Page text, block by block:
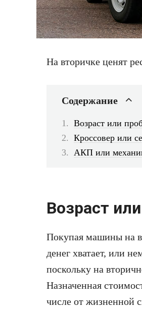
На вторичке ценят
Содержание
Возраст или
Кроссовер или
АКП или
Возраст
Покупая машины на
денег хватает, или
поскольку на
Назначенная
числе от жизненной